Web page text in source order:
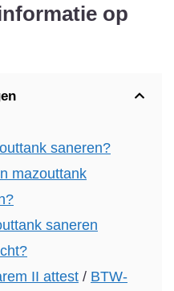
op
saneren?
mazouttank
saneren
II attest / BTW-